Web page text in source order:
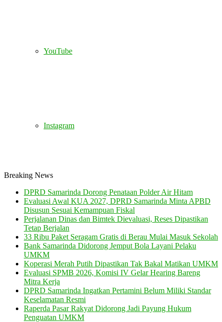
YouTube
Instagram
Breaking News
DPRD Samarinda Dorong Penataan Polder Air Hitam
Evaluasi Awal KUA 2027, DPRD Samarinda Minta APBD
Disusun Sesuai Kemampuan Fiskal
Perjalanan Dinas dan Bimtek Dievaluasi, Reses Dipastikan
Tetap Berjalan
33 Ribu Paket Seragam Gratis di Berau Mulai Masuk Sekolah
Bank Samarinda Didorong Jemput Bola Layani Pelaku
UMKM
Koperasi Merah Putih Dipastikan Tak Bakal Matikan UMKM
Evaluasi SPMB 2026, Komisi IV Gelar Hearing Bareng
Mitra Kerja
DPRD Samarinda Ingatkan Pertamini Belum Miliki Standar
Keselamatan Resmi
Raperda Pasar Rakyat Didorong Jadi Payung Hukum
Penguatan UMKM